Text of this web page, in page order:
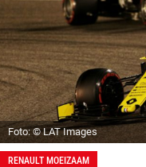
Foto: © LAT Images
RENAULT MOEIZAAM